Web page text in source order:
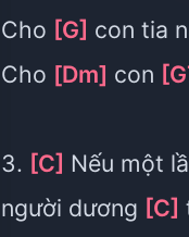
Cho [G] con tia
Cho [Dm] con
3. [C] Nếu một
người dương [C]